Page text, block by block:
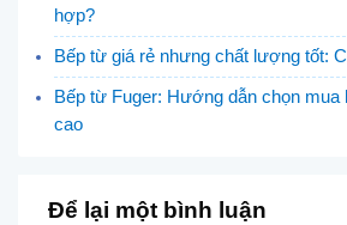
hợp?
Bếp từ giá rẻ nhưng chất lượng tốt:
Bếp từ Fuger: Hướng dẫn chọn
cao
Để lại một bình luận